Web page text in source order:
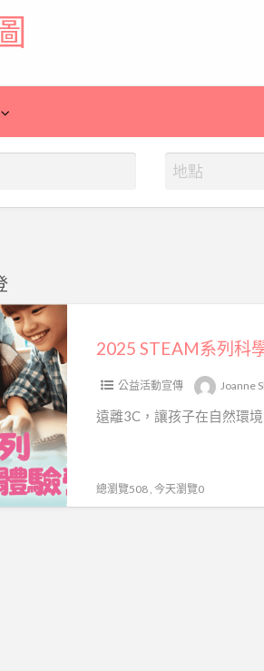
公益活動宣傳 Joanne
遠離3C，讓孩子在自然環
總瀏覽508 , 今天瀏覽0